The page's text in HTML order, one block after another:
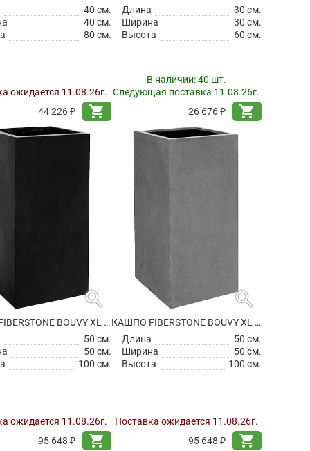
40 см.
40 см.
80 см.
ожидается 11.08.26г.
44 226 ₽
shopping_cart
Длина
30 см.
Ширина
30 см.
Высота
60 см.
В наличии:40 шт.
Следующая поставка 11.08.26г.
26 676 ₽
shopping_cart
search
КАШПО FIBERSTONE BOUVY XL BLACK
50 см.
50 см.
100 см.
ожидается 11.08.26г.
95 648 ₽
shopping_cart
search
КАШПО FIBERSTONE BOUVY XL GREY
Длина
50 см.
Ширина
50 см.
Высота
100 см.
Поставка ожидается 11.08.26г.
95 648 ₽
shopping_cart